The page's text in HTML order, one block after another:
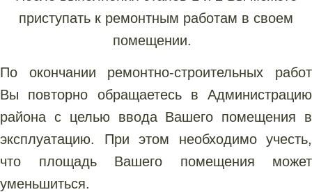
приступать к ремонтным работам в своем
помещении.
По окончании ремонтно-строительных работ
Вы повторно обращаетесь в Администрацию
района с целью ввода Вашего помещения в
эксплуатацию. При этом необходимо учесть,
что площадь Вашего помещения может
уменьшиться.